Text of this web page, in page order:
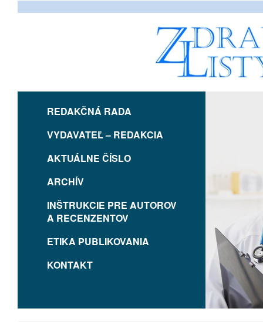
REDAKČNÁ RADA
VYDAVATEĽ – REDAKCIA
AKTUÁLNE ČÍSLO
ARCHÍV
INŠTRUKCIE PRE AUTOROV
A RECENZENTOV
ETIKA PUBLIKOVANIA
KONTAKT